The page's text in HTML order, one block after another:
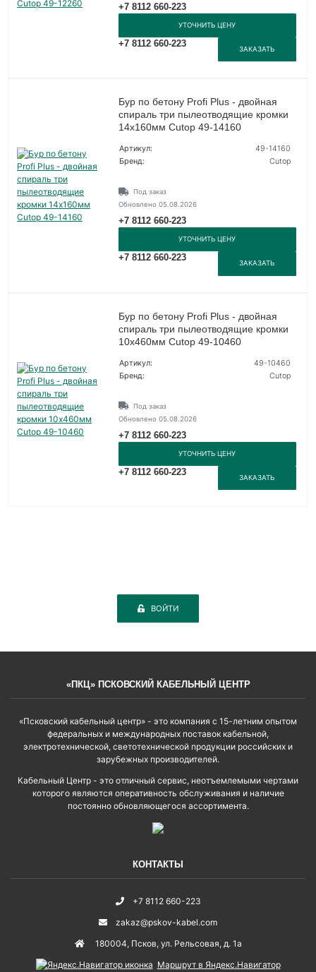
+7 8112 660-223
УТОЧНИТЬ ЦЕНУ
+7 8112 660-223
ЗАКАЗАТЬ
Бур по бетону Profi Plus - двойная
спираль три пылеотводящие кромки
14х160мм Cutop 49-14160
Артикул:
49-14160
Бренд:
Cutop
Под заказ
Обновлено 05.08.2026
+7 8112 660-223
УТОЧНИТЬ ЦЕНУ
+7 8112 660-223
ЗАКАЗАТЬ
Бур по бетону Profi Plus - двойная
спираль три пылеотводящие кромки
10х460мм Cutop 49-10460
Артикул:
49-10460
Бренд:
Cutop
Под заказ
Обновлено 05.08.2026
+7 8112 660-223
УТОЧНИТЬ ЦЕНУ
+7 8112 660-223
ЗАКАЗАТЬ
ВОЙТИ
«ПКЦ» ПСКОВСКИЙ КАБЕЛЬНЫЙ ЦЕНТР
«Псковский кабельный центр» - это компания с 15-летним опытом
федеральных и международных поставок кабельной,
электротехнической, светотехнической продукции российских и
зарубежных производителей.
Кабельный Центр - это отличный сервис, неотъемлемыми чертами
которого являются оперативность обслуживания и наличие
постоянно обновляющегося ассортимента.
КОНТАКТЫ
+7 8112 660-223
zakaz@pskov-kabel.com
180004, Псков, ул. Рельсовая, д. 1а
Маршрут в Яндекс.Навигатор